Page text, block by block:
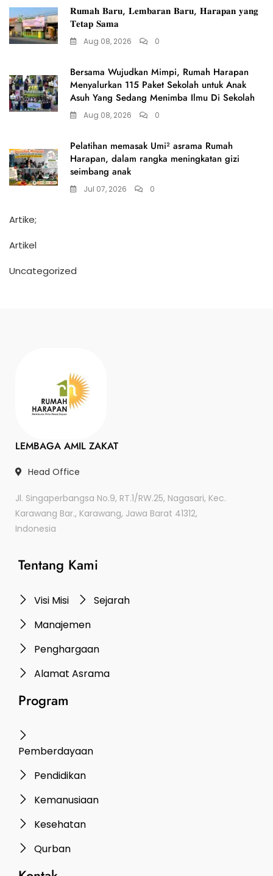
𝐑𝐮𝐦𝐚𝐡 𝐁𝐚𝐫𝐮, 𝐋𝐞𝐦𝐛𝐚𝐫𝐚𝐧 𝐁𝐚𝐫𝐮, 𝐇𝐚𝐫𝐚𝐩𝐚𝐧 𝐲𝐚𝐧𝐠
𝐓𝐞𝐭𝐚𝐩 𝐒𝐚𝐦𝐚
Aug 08, 2026 0
Bersama Wujudkan Mimpi, Rumah Harapan
Menyalurkan 115 Paket Sekolah untuk Anak
Asuh Yang Sedang Menimba Ilmu Di Sekolah
Aug 08, 2026 0
Pelatihan memasak Umi² asrama Rumah
Harapan, dalam rangka meningkatan gizi
seimbang anak
Jul 07, 2026 0
Artike;
Artikel
Uncategorized
LEMBAGA AMIL ZAKAT
Head Office
Jl. Singaperbangsa No.9, RT.1/RW.25, Nagasari, Kec.
Karawang Bar., Karawang, Jawa Barat 41312,
Indonesia
Tentang Kami
Visi Misi
Sejarah
Manajemen
Penghargaan
Alamat Asrama
Program
Pemberdayaan
Pendidikan
Kemanusiaan
Kesehatan
Qurban